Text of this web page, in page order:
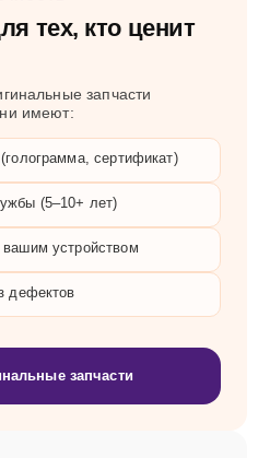
тех, кто ценит
запчасти
имеют:
сертификат)
(5–10+ лет)
устройством
дефектов
запчасти